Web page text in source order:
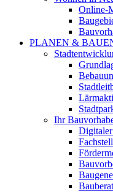
Online-
PLANEN &
Ihr